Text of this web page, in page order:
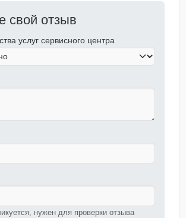
свой отзыв
услуг сервисного центра
нужен для проверки отзыва